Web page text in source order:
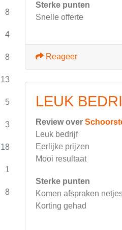
8
4
8
13
5
3
18
1
8
Sterke punten
Snelle offerte
Reageer
LEUK
Review over
Leuk bedrijf
Eerlijke prijzen
Mooi resultaat
Sterke punten
Komen afspraken
Korting gehad